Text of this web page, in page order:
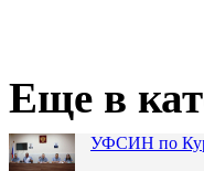
Еще в
УФСИН по